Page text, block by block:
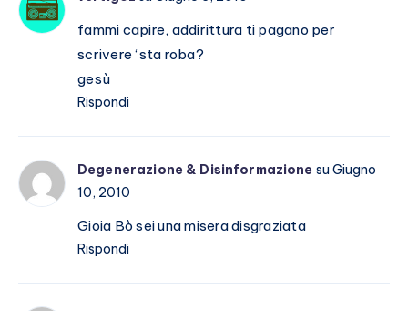
fammi capire, addirittura ti pagano per
scrivere ‘sta roba?
gesù
Rispondi
Degenerazione & Disinformazione su Giugno
10, 2010
Gioia Bò sei una misera disgraziata
Rispondi